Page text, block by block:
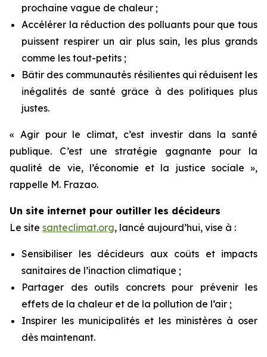
prochaine vague de chaleur ;
Accélérer la réduction des polluants pour que tous
puissent respirer un air plus sain, les plus grands
comme les tout-petits ;
Bâtir des communautés résilientes qui réduisent les
inégalités de santé grâce à des politiques plus
justes.
« Agir pour le climat, c’est investir dans la santé
publique. C’est une stratégie gagnante pour la
qualité de vie, l’économie et la justice sociale »,
rappelle M. Frazao.
Un site internet pour outiller les décideurs
Le site santeclimat.org, lancé aujourd’hui, vise à :
Sensibiliser les décideurs aux coûts et impacts
sanitaires de l’inaction climatique ;
Partager des outils concrets pour prévenir les
effets de la chaleur et de la pollution de l’air ;
Inspirer les municipalités et les ministères à oser
dès maintenant.